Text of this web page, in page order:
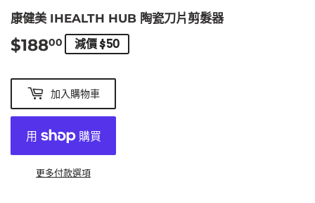
康健美 IHEALTH HUB 陶瓷刀片剪髮器
$18800 $188.00
減價 $50
加入購物車
更多付款選項